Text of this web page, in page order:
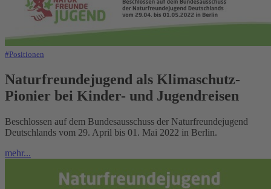
#Positionen
Naturfreundejugend als Klimaschutz-
Pionier bei Kinder- und Jugendreisen
Beschlossen auf dem Bundesausschuss der Naturfreundejugend
Deutschlands vom 29. April bis 01. Mai 2022 in Berlin.
mehr...